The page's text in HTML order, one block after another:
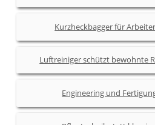
Kurzheckbagger für
Luftreiniger schützt bewohnte
Engineering und